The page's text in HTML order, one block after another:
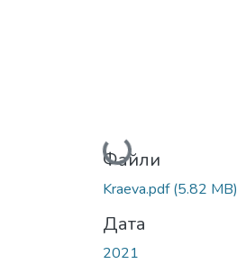
Вантажиться...
Файли
Kraeva.pdf(5.82 MB)
Дата
2021